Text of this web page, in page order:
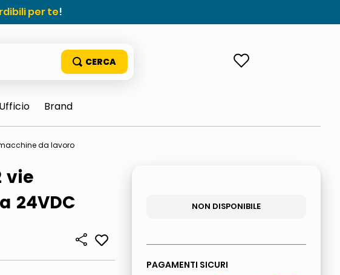
per te!
Brand
da lavoro
vie
24VDC
NON DISPONIBILE
PAGAMENTI SICURI